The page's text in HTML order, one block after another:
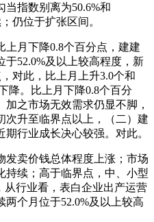
指数别离为50.6%和
仍位于扩张区间。
月下降0.8个百分点，建建
52.0%及以上较高程度，新
对此，比上月上升3.0个和
降。比上月下降0.8个百分
之市场无效需求仍显不脚，
次升至临界点以上，（二）建
行业成长决心较强。对此。
卖价钱总体程度上涨；市场
持续；高于临界点，中、小型
从行业看，表白企业出产运营
个月位于52.0%及以上较高